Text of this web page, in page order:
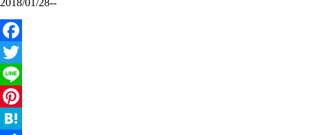
2018/01/28--
Facebook
Twitter
Line
Pinterest